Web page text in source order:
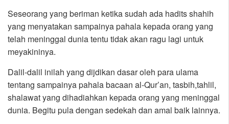
Seseorang yang beriman ketika sudah ada hadits shahih
yang menyatakan sampainya pahala kepada orang yang
telah meninggal dunia tentu tidak akan ragu lagi untuk
meyakininya.
Dalil-dalil inilah yang dijdikan dasar oleh para ulama
tentang sampainya pahala bacaan al-Qur’an, tasbih,tahlil,
shalawat yang dihadiahkan kepada orang yang meninggal
dunia. Begitu pula dengan sedekah dan amal baik lainnya.